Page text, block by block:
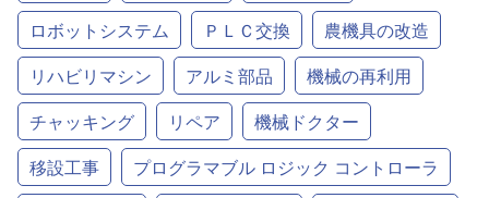
ロボットシステム ＰＬＣ交換
農機具の改造
リハビリマシン
アルミ部品
機械の再利用
チャッキング
リペア
機械ドクター
移設工事
プログラマブル ロジック コントローラ